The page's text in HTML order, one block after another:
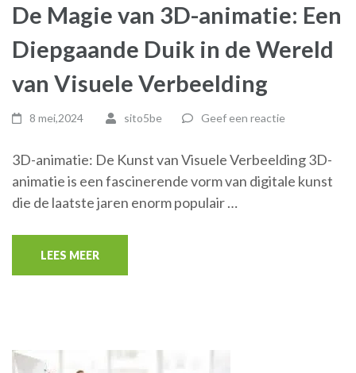
De Magie van 3D-animatie: Een
Diepgaande Duik in de Wereld
van Visuele Verbeelding
8 mei,2024 sito5be Geef een reactie
3D-animatie: De Kunst van Visuele Verbeelding 3D-
animatie is een fascinerende vorm van digitale kunst
die de laatste jaren enorm populair …
LEES MEER